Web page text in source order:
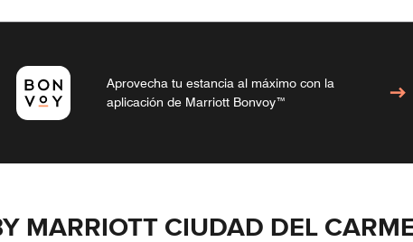
Aprovecha tu estancia al máximo con la
aplicación de Marriott Bonvoy™
MARRIOTT CIUDAD DEL